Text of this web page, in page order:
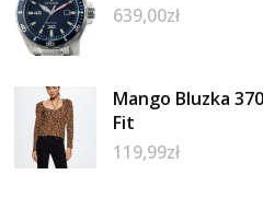
639,00zł
Mango Bluzka
Fit
119,99zł